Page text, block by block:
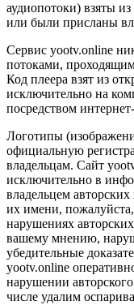
аудиопотоки) взяты
или были присланы
Сервис yootv.online
потоками,
Код плеера взят из
исключительно на
посредством
Логотипы
официальную
владельцам. Сайт
исключительно в
владельцем
их имени,
нарушениях
вашему мнению,
убедительные
yootv.online
нарушении
числе удалим